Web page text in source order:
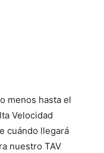
menos hasta el
Velocidad
cuándo llegará
nuestro TAV